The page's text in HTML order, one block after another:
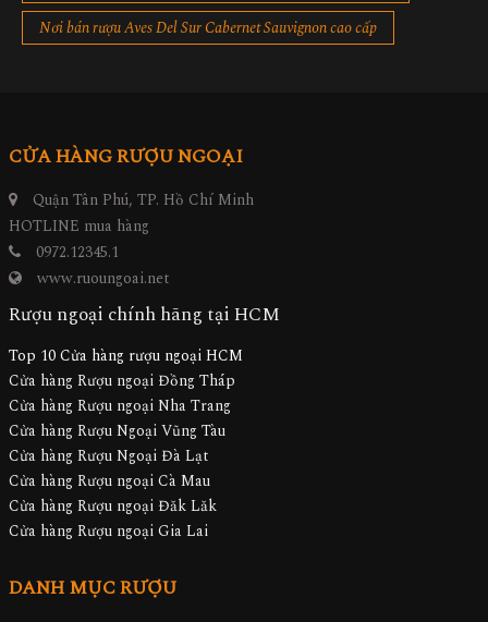
Nơi bán rượu Aves Del Sur Cabernet Sauvignon cao cấp
CỬA HÀNG RƯỢU NGOẠI
Quận Tân Phú, TP. Hồ Chí Minh
HOTLINE mua hàng
0972.12345.1
www.ruoungoai.net
Rượu ngoại chính hãng tại HCM
Top 10 Cửa hàng rượu ngoại HCM
Cửa hàng Rượu ngoại Đồng Tháp
Cửa hàng Rượu ngoại Nha Trang
Cửa hàng Rượu Ngoại Vũng Tàu
Cửa hàng Rượu Ngoại Đà Lạt
Cửa hàng Rượu ngoại Cà Mau
Cửa hàng Rượu ngoại Đăk Lăk
Cửa hàng Rượu ngoại Gia Lai
DANH MỤC RƯỢU